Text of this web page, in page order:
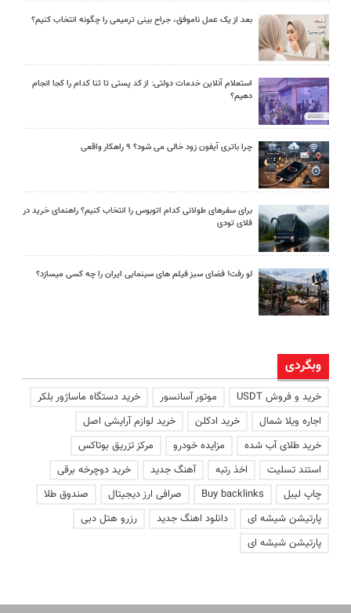
بعد از یک عمل ناموفق، جراح بینی ترمیمی را چگونه انتخاب کنیم؟
استعلام آنلاین خدمات دولتی: از کد پستی تا ثنا کدام را کجا انجام
دهیم؟
چرا باتری آیفون زود خالی می شود؟ ۹ راهکار واقعی
برای سفرهای طولانی کدام اتوبوس را انتخاب کنیم؟ راهنمای خرید در
فلای تودی
لو رفت! فضای سبز فیلم های سینمایی ایران را چه کسی میسازد؟
وبگردی
خرید و فروش USDT موتور آسانسور
خرید دستگاه ماساژور بلکر
اجاره ویلا شمال
خرید ادکلن
خرید لوازم آرایشی اصل
خرید طلای آب شده
مزایده خودرو
مرکز تزریق بوتاکس
استند تسلیت
اخذ رتبه آهنگ جدید
خرید دوچرخه برقی
چاپ لیبل
Buy backlinks صرافی ارز دیجیتال
صندوق طلا
پارتیشن شیشه ای
دانلود اهنگ جدید
رزرو هتل دبی
پارتیشن شیشه ای